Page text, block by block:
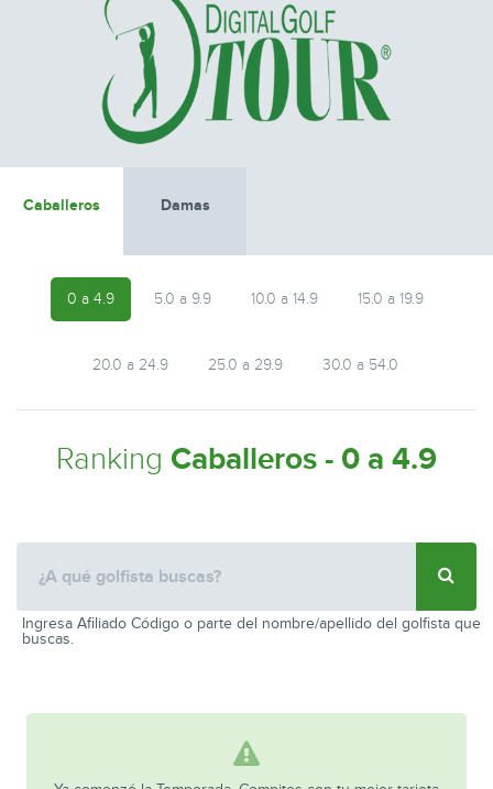
Caballeros Damas
0 a 4.9 5.0 a 9.9 10.0 a 14.9 15.0 a 19.9
20.0 a 24.9 25.0 a 29.9 30.0 a 54.0
Ranking Caballeros - 0 a 4.9
Ingresa Afiliado Código o parte del nombre/apellido del golfista que
buscas.